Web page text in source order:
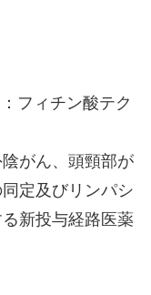
フィチン酸テク
がん、頭頸部が
定及びリンパシ
新投与経路医薬